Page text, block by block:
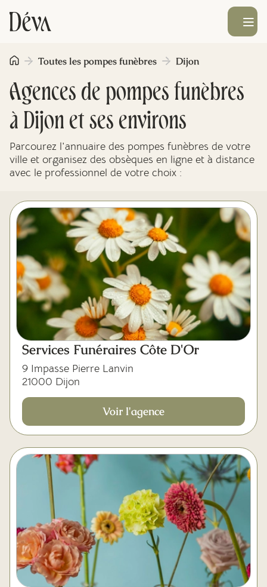
Obsèques
Prévoyance
Monument funéraire
Blog
Mes dernières volontés
Ouvrir le
Agences de pompes funèbres
à Dijon et ses environs
Toutes les pompes funèbres Dijon
Parcourez l'annuaire des pompes funèbres de votre
ville et organisez des obsèques en ligne et à distance
avec le professionnel de votre choix :
Services Funéraires Côte D'Or
9 Impasse Pierre Lanvin
21000 Dijon
Voir l'agence